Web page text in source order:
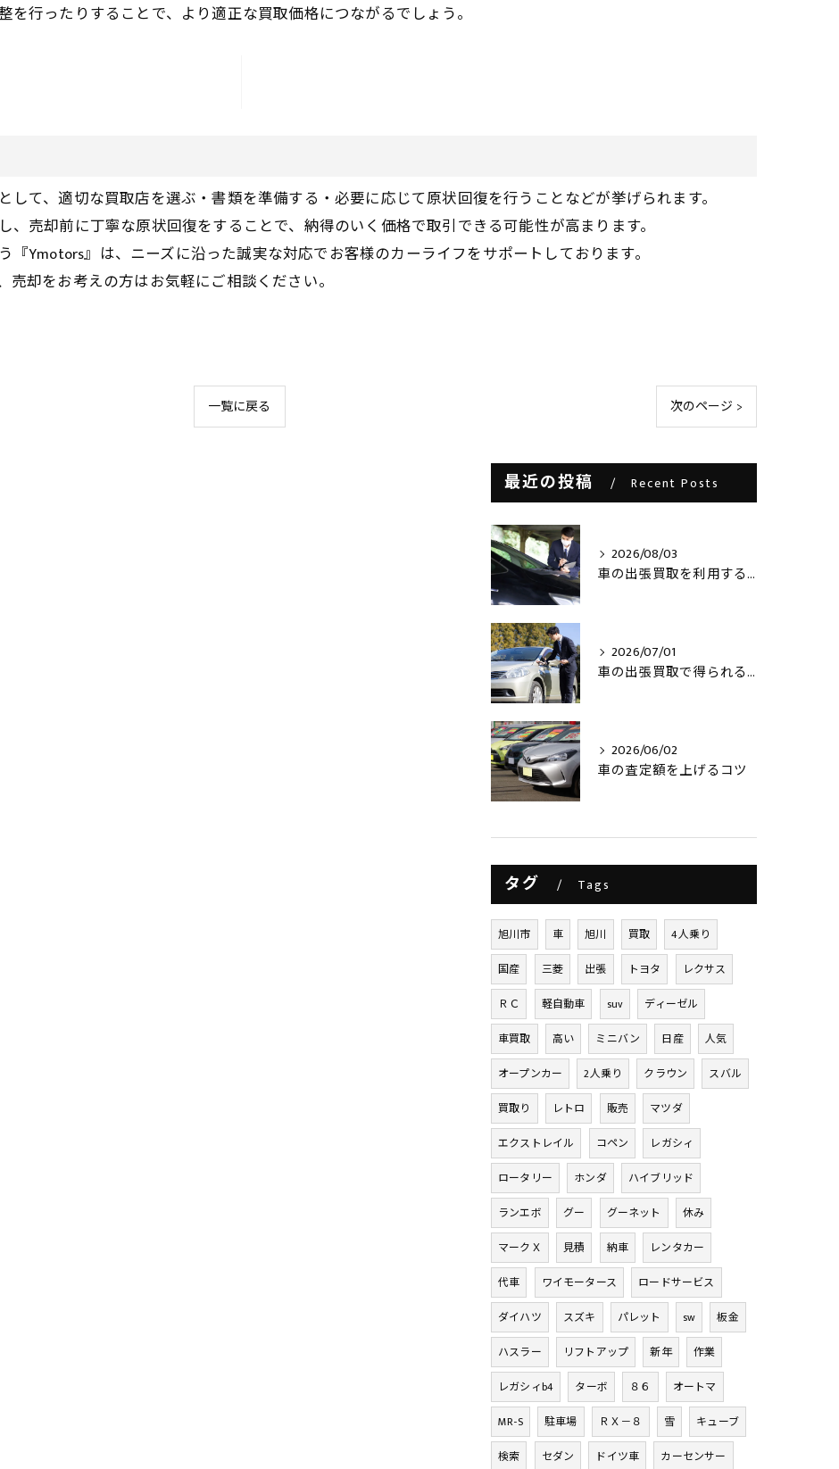
行ったりすることで、より適正な買取価格につながるでしょう。
て、適切な買取店を選ぶ・書類を準備する・必要に応じて原状回復を行うことなどが挙げられます。
売却前に丁寧な原状回復をすることで、納得のいく価格で取引できる可能性が高まります。
Ymotors』は、ニーズに沿った誠実な対応でお客様のカーライフをサポートしております。
却をお考えの方はお気軽にご相談ください。
一覧に戻る 次のページ >
最近の投稿 Recent Posts
2026/08/03
車の出張買取を利用する際の注意点とは？
2026/07/01
車の出張買取で得られるメリットとは？
2026/06/02
車の査定額を上げるコツ
タグ Tags
旭川市 車 旭川 買取
4人乗り
国産
三菱 出張 トヨタ
レクサス
ＲＣ
軽自動車 suv
ディーゼル
車買取
高い ミニバン 日産
人気
オープンカー
2人乗り クラウン
スバル
買取り
レトロ 販売
マツダ
エクストレイル
コペン
レガシィ
ロータリー
ホンダ
ハイブリッド
ランエボ
グー グーネット
休み
マークＸ
見積 納車
レンタカー
代車
ワイモータース
ロードサービス
ダイハツ
スズキ パレット sw
板金
ハスラー
リフトアップ 新年
作業
レガシィb4
ターボ ８６
オートマ
MR-S
駐車場 ＲＸ－８ 雪
キューブ
検索
セダン ドイツ車 カーセンサー